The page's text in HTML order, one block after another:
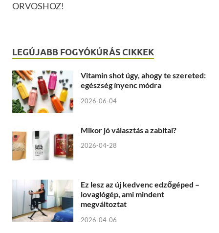
ORVOSHOZ!
LEGÚJABB FOGYÓKÚRÁS CIKKEK
Vitamin shot úgy, ahogy te szereted:
egészség ínyenc módra
2026-06-04
Mikor jó választás a zabital?
2026-04-28
Ez lesz az új kedvenc edzőgéped –
lovaglógép, ami mindent
megváltoztat
2026-04-06